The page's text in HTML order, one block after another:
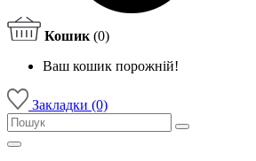
Кошик (0)
Ваш кошик порожній!
Закладки (0)